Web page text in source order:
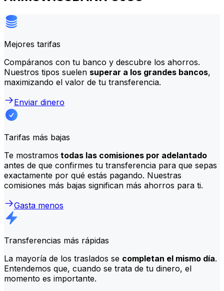
Mejores tarifas
Compáranos con tu banco y descubre los ahorros.
Nuestros tipos suelen superar a los grandes bancos,
maximizando el valor de tu transferencia.
Enviar dinero
Tarifas más bajas
Te mostramos todas las comisiones por adelantado
antes de que confirmes tu transferencia para que sepas
exactamente por qué estás pagando. Nuestras
comisiones más bajas significan más ahorros para ti.
Gasta menos
Transferencias más rápidas
La mayoría de los traslados se completan el mismo día.
Entendemos que, cuando se trata de tu dinero, el
momento es importante.